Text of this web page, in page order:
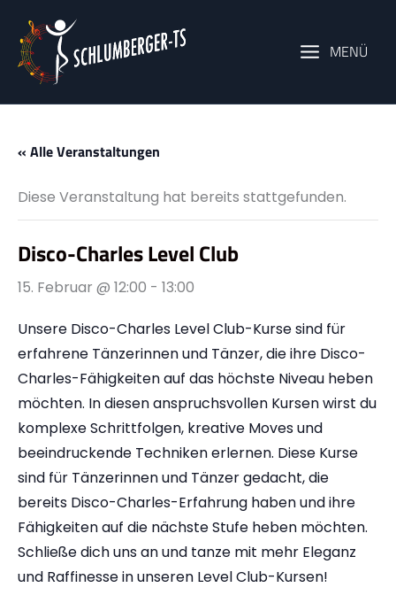
Inhalt
springen
MENÜ
« Alle Veranstaltungen
Diese Veranstaltung hat bereits stattgefunden.
Disco-Charles Level Club
15. Februar @ 12:00 - 13:00
Unsere Disco-Charles Level Club-Kurse sind für
erfahrene Tänzerinnen und Tänzer, die ihre Disco-
Charles-Fähigkeiten auf das höchste Niveau heben
möchten. In diesen anspruchsvollen Kursen wirst du
komplexe Schrittfolgen, kreative Moves und
beeindruckende Techniken erlernen. Diese Kurse
sind für Tänzerinnen und Tänzer gedacht, die
bereits Disco-Charles-Erfahrung haben und ihre
Fähigkeiten auf die nächste Stufe heben möchten.
Schließe dich uns an und tanze mit mehr Eleganz
und Raffinesse in unseren Level Club-Kursen!